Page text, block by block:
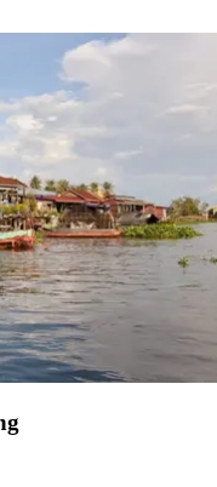
un des plus grands
géantes, leurs jeux
la journée.
vibrer d’un passé
pour tous les
. Ici, les voyages ne
des initiations. Un de ces
retrouver.